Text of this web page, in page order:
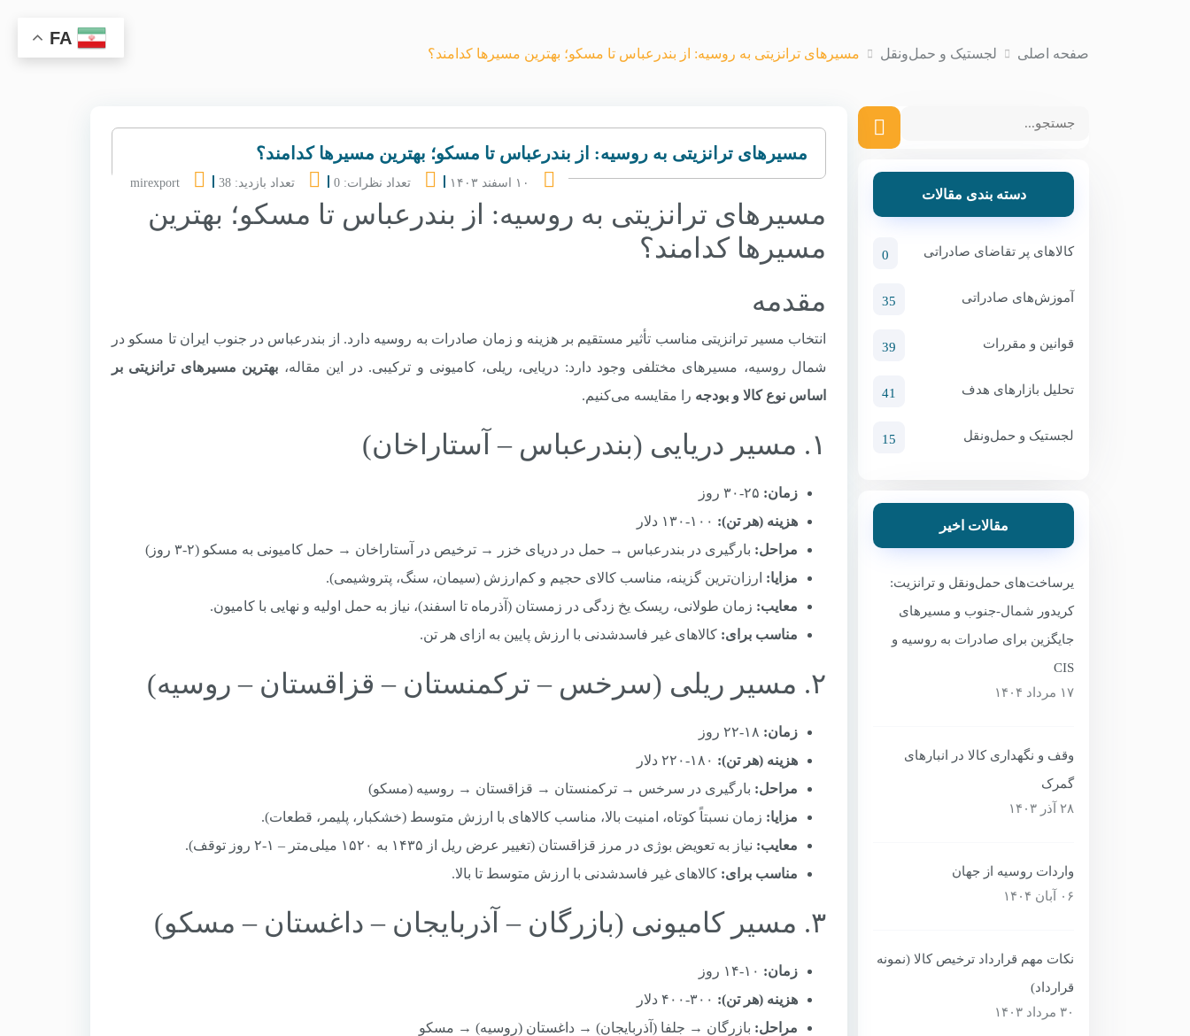
صفحه اصلی لجستیک و حمل‌ونقل مسیرهای ترانزیتی به روسیه: از بندرعباس تا مسکو؛ بهترین مسیرها کدامند؟
دسته بندی مقالات
کالاهای پر تقاضای صادراتی 0
آموزش‌های صادراتی 35
قوانین و مقررات 39
تحلیل بازارهای هدف 41
لجستیک و حمل‌ونقل 15
مقالات اخیر
یرساخت‌های حمل‌ونقل و ترانزیت:
کریدور شمال-جنوب و مسیرهای
جایگزین برای صادرات به روسیه و
CIS
۱۷ مرداد ۱۴۰۴
وقف و نگهداری کالا در انبارهای
گمرک
۲۸ آذر ۱۴۰۳
واردات روسیه از جهان
۰۶ آبان ۱۴۰۴
نکات مهم قرارداد ترخیص کالا (نمونه
قرارداد)
۳۰ مرداد ۱۴۰۳
مسیرهای ترانزیتی به روسیه: از بندرعباس تا مسکو؛ بهترین مسیرها کدامند؟
۱۰ اسفند ۱۴۰۳ تعداد نظرات: 0 تعداد بازدید: 38 mirexport
مسیرهای ترانزیتی به روسیه: از بندرعباس تا مسکو؛ بهترین
مسیرها کدامند؟
مقدمه
انتخاب مسیر ترانزیتی مناسب تأثیر مستقیم بر هزینه و زمان صادرات به روسیه دارد. از بندرعباس در جنوب ایران تا مسکو در
شمال روسیه، مسیرهای مختلفی وجود دارد: دریایی، ریلی، کامیونی و ترکیبی. در این مقاله، بهترین مسیرهای ترانزیتی بر
اساس نوع کالا و بودجه را مقایسه می‌کنیم.
۱. مسیر دریایی (بندرعباس – آستاراخان)
زمان:
هزینه (هر تن):
مراحل: بارگیری در بندرعباس → حمل در دریای خزر → ترخیص در آستاراخان → حمل کامیونی به مسکو (۲-۳ روز)
مزایا: ارزان‌ترین گزینه، مناسب کالای حجیم و کم‌ارزش (سیمان، سنگ، پتروشیمی).
معایب: زمان طولانی، ریسک یخ زدگی در زمستان (آذرماه تا اسفند)، نیاز به حمل اولیه و نهایی با کامیون.
مناسب برای: کالاهای غیر فاسدشدنی با ارزش پایین به ازای هر تن.
۲. مسیر ریلی (سرخس – ترکمنستان – قزاقستان – روسیه)
زمان:
هزینه (هر تن):
مراحل: بارگیری در سرخس → ترکمنستان → قزاقستان → روسیه (مسکو)
مزایا: زمان نسبتاً کوتاه، امنیت بالا، مناسب کالاهای با ارزش متوسط (خشکبار، پلیمر، قطعات).
معایب: نیاز به تعویض بوژی در مرز قزاقستان (تغییر عرض ریل از ۱۴۳۵ به ۱۵۲۰ میلی‌متر – ۱-۲ روز توقف).
مناسب برای: کالاهای غیر فاسدشدنی با ارزش متوسط تا بالا.
۳. مسیر کامیونی (بازرگان – آذربایجان – داغستان – مسکو)
زمان:
هزینه (هر تن):
مراحل: بازرگان → جلفا (آذربایجان) → داغستان (روسیه) → مسکو
FA